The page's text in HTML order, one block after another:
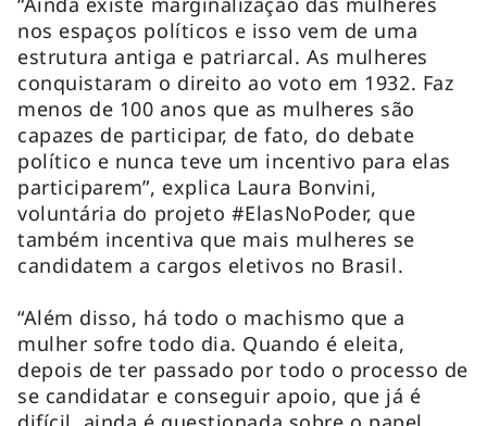
nos espaços políticos e isso vem de uma
estrutura antiga e patriarcal. As mulheres
conquistaram o direito ao voto em 1932. Faz
menos de 100 anos que as mulheres são
capazes de participar, de fato, do debate
político e nunca teve um incentivo para elas
participarem”, explica Laura Bonvini,
voluntária do projeto #ElasNoPoder, que
também incentiva que mais mulheres se
candidatem a cargos eletivos no Brasil.
“Além disso, há todo o machismo que a
mulher sofre todo dia. Quando é eleita,
depois de ter passado por todo o processo de
se candidatar e conseguir apoio, que já é